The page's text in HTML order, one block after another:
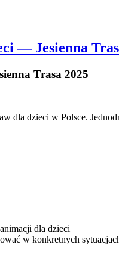
— Jesienna
Trasa 2025
dla dzieci w Polsce.
dla dzieci
w konkretnych